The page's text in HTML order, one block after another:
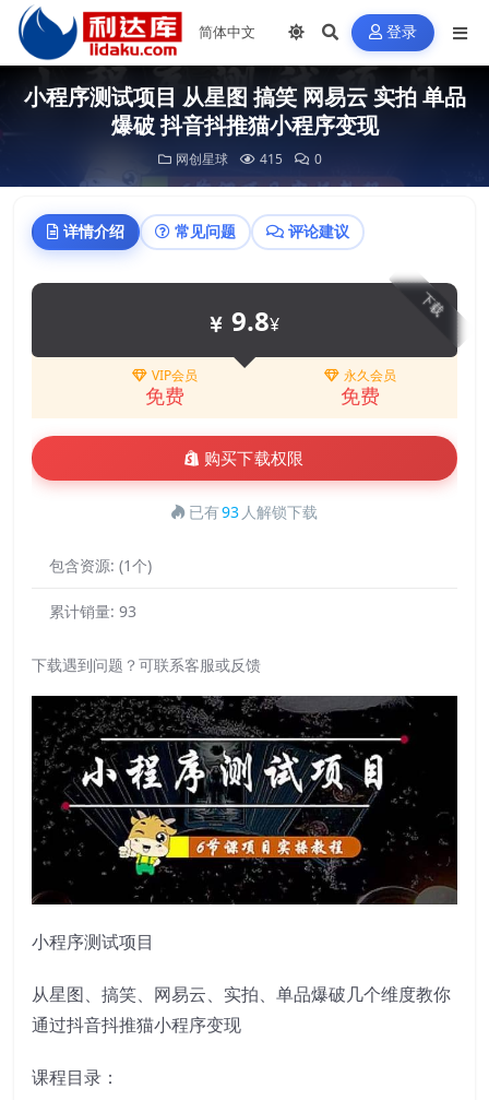
登录
小程序测试项目 从星图 搞笑 网易云 实拍 单品
爆破 抖音抖推猫小程序变现
网创星球 415 0
详情介绍 常见问题 评论建议
下载
9.8¥
VIP会员
免费
永久会员
免费
购买下载权限
已有93 人解锁下载
包含资源: (1个)
累计销量: 93
下载遇到问题？可联系客服或反馈
小程序测试项目
从星图、搞笑、网易云、实拍、单品爆破几个维度教你
通过抖音抖推猫小程序变现
课程目录：